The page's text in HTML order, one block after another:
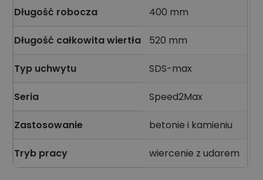
Długość robocza 400 mm
Długość całkowita wiertła 520 mm
Typ uchwytu SDS-max
Seria Speed2Max
Zastosowanie betonie i kamieniu
Tryb pracy wiercenie z udarem